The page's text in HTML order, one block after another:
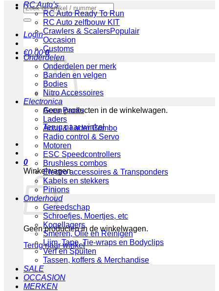
Zoeken
naar:
Login
€0.00 0
Geen producten in de winkelwagen.
Terug naar winkel
0
Winkelwagen
Geen producten in de winkelwagen.
Terug naar winkel
RC Auto’s
RC Auto Ready To Run
RC Auto zelfbouw KIT
Crawlers & Scalers
Occasion
Customs
Onderdelen
Onderdelen per merk
Banden en velgen
Bodies
Nitro Accessoires
Electronica
Accu Packs
Laders
Accu & Lader Combo
Radio control & Servo
Motoren
ESC Speedcontrollers
Brushless combos
Electro accessoires & Transponders
Kabels en stekkers
Pinions
Onderhoud
Gereedschap
Schroefjes, Moertjes, etc
Kogellagers
Smeren, Olie en Reinigen
Lijm, Tape, Tie-wraps en Bodyclips
Verf en Spuiten
Tassen, koffers & Merchandise
SALE
OCCASION
MERKEN